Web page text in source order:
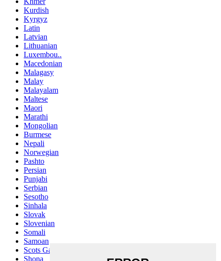
Kurdish
Kyrgyz
Latin
Latvian
Lithuanian
Luxembou..
Macedonian
Malagasy
Malay
Malayalam
Maltese
Maori
Marathi
Mongolian
Burmese
Nepali
Norwegian
Pashto
Persian
Punjabi
Serbian
Sesotho
Sinhala
Slovak
Slovenian
Somali
Samoan
Scots Gaelic
Shona